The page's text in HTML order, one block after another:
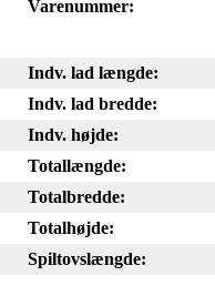
Varenummer:
Indv. lad længde:
Indv. lad bredde:
Indv. højde:
Totallængde:
Totalbredde:
Totalhøjde:
Spiltovslængde: